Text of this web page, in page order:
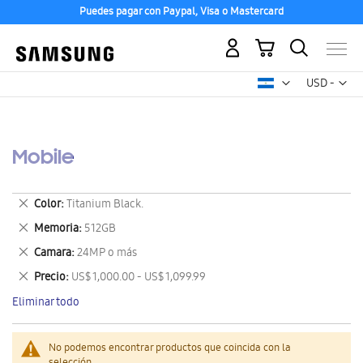
Puedes pagar con Paypal, Visa o Mastercard
USD -
dólar
Mi carrito
Mobile
No podemos encontrar productos que coincida con la
Color Titanium Black.
Eliminar
este
artículo
Memoria 512GB
Eliminar
este
artículo
Camara 24MP o más
Eliminar
este
artículo
Precio US$ 1,000.00 - US$ 1,099.99
Eliminar
este
artículo
Eliminar todo